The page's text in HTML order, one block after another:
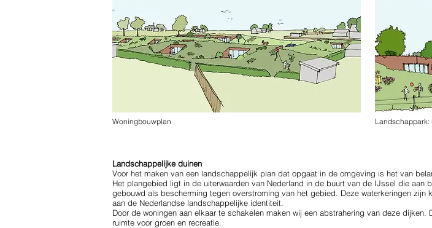
Woningbouwplan Landschappark:
Landschappelijke duinen
Voor het maken van een landschappelijk plan dat opgaat in de omgeving is het van
Het plangebied ligt in de uiterwaarden van Nederland in de buurt van de IJssel die aan
gebouwd als bescherming tegen overstroming van het gebied. Deze waterkeringen
aan de Nederlandse landschappelijke identiteit.
Door de woningen aan elkaar te schakelen maken wij een abstrahering van deze
ruimte voor groen en recreatie.